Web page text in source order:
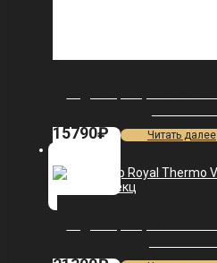
15790₽ Читать далее